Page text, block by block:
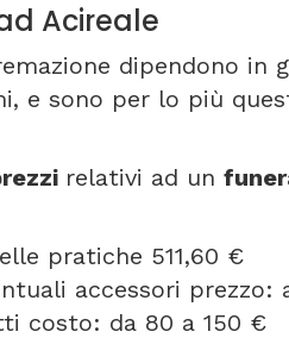
Acireale
dipendono in
e sono per lo più
relativi ad un
pratiche 511,60 €
accessori
costo: da 80 a 150 €